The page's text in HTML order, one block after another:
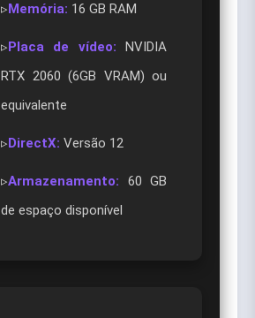
▹Memória: 16 GB RAM
▹Placa de vídeo: NVIDIA
RTX 2060 (6GB VRAM) ou
equivalente
▹DirectX: Versão 12
▹Armazenamento: 60 GB
de espaço disponível